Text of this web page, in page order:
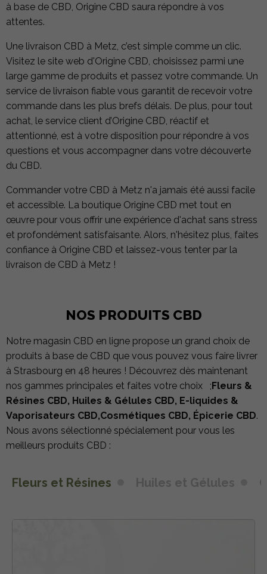
à base de CBD, Origine CBD saura répondre à vos
attentes.
Une livraison CBD à Metz, c’est simple comme un clic.
Visitez le site web d'Origine CBD, choisissez parmi une
large gamme de produits et passez votre commande. Un
service de livraison fiable vous garantit de recevoir votre
commande dans les plus brefs délais. De plus, pour tout
achat, le service client d’Origine CBD, réactif et
attentionné, est à votre disposition pour répondre à vos
questions et vous accompagner dans votre découverte
du CBD.
Commander votre CBD à Metz n'a jamais été aussi facile
et accessible. La boutique Origine CBD met tout en
œuvre pour vous offrir une expérience d'achat sans stress
et profondément satisfaisante. Alors, n'hésitez plus, faites
confiance à Origine CBD et laissez-vous tenter par la
livraison de CBD à Metz !
NOS PRODUITS CBD
Notre magasin CBD en ligne propose un grand choix de
produits à base de CBD que vous pouvez vous faire livrer
à Strasbourg en 48 heures ! Découvrez dès maintenant
nos gammes principales et faites votre choix ;Fleurs &
Résines CBD, Huiles & Gélules CBD, E-liquides &
Vaporisateurs CBD,Cosmétiques CBD, Épicerie CBD.
Nous avons sélectionné spécialement pour vous les
meilleurs produits CBD :
Fleurs et Résines Huiles et Gélules